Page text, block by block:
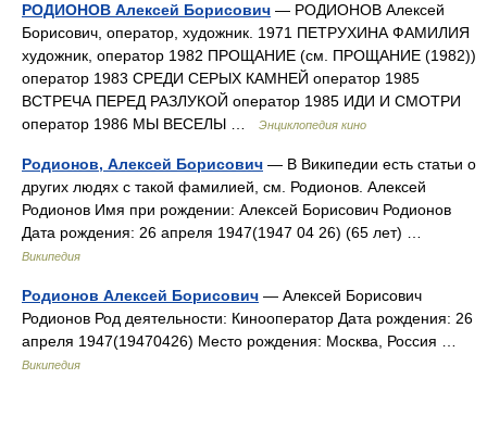
РОДИОНОВ Алексей Борисович — РОДИОНОВ Алексей
Борисович, оператор, художник. 1971 ПЕТРУХИНА ФАМИЛИЯ
художник, оператор 1982 ПРОЩАНИЕ (см. ПРОЩАНИЕ (1982))
оператор 1983 СРЕДИ СЕРЫХ КАМНЕЙ оператор 1985
ВСТРЕЧА ПЕРЕД РАЗЛУКОЙ оператор 1985 ИДИ И СМОТРИ
оператор 1986 МЫ ВЕСЕЛЫ …
Энциклопедия кино
Родионов, Алексей Борисович — В Википедии есть статьи о
других людях с такой фамилией, см. Родионов. Алексей
Родионов Имя при рождении: Алексей Борисович Родионов
Дата рождения: 26 апреля 1947(1947 04 26) (65 лет) …
Википедия
Родионов Алексей Борисович — Алексей Борисович
Родионов Род деятельности: Кинооператор Дата рождения: 26
апреля 1947(19470426) Место рождения: Москва, Россия …
Википедия